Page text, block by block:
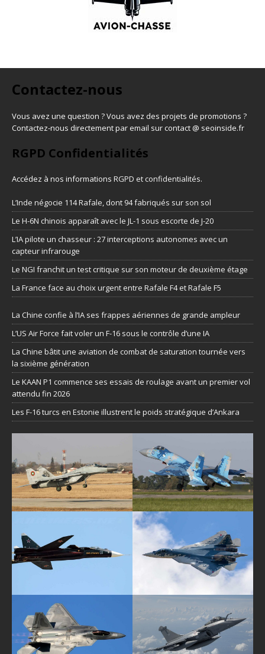
Contactez-nous
Vous avez une question ? Vous avez des projets de promotions ?
Contactez-nous directement par email sur contact @ seoinside.fr
RGPD Confidentialités
Accédez à nos informations RGPD et confidentialités.
L’Inde négocie 114 Rafale, dont 94 fabriqués sur son sol
Le H-6N chinois apparaît avec le JL-1 sous escorte de J-20
L’IA pilote un chasseur : 27 interceptions autonomes avec un
capteur infrarouge
Le NGI franchit un test critique sur son moteur de deuxième étage
La France face au choix urgent entre Rafale F4 et Rafale F5
La Chine confie à l’IA ses frappes aériennes de grande ampleur
L’US Air Force fait voler un F-16 sous le contrôle d’une IA
La Chine bâtit une aviation de combat de saturation tournée vers
la sixième génération
Le KAAN P1 commence ses essais de roulage avant un premier vol
attendu fin 2026
Les F-16 turcs en Estonie illustrent le poids stratégique d’Ankara